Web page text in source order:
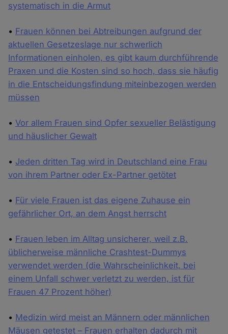
systematisch in die Armut
• Frauen können bei Abtreibungen aufgrund der
aktuellen Gesetzeslage nur schwerlich
Informationen einholen, es gibt kaum durchführende
Praxen und die Kosten sind so hoch, dass sie häufig
in die Entscheidungsfindung miteinbezogen werden
müssen
•Vor allem Frauen sind Opfer sexueller Belästigung
und häuslicher Gewalt
• Jeden dritten Tag wird in Deutschland eine Frau
von ihrem Partner oder Ex-Partner getötet
• Für viele Frauen ist das eigene Zuhause ein
gefährlicher Ort, an dem Angst herrscht
• Frauen leben im Alltag unsicherer, weil z.B.
üblicherweise männliche Crashtest-Dummys
verwendet werden (die Wahrscheinlichkeit, bei
einem Unfall schwer verletzt zu werden, ist für
Frauen 47 Prozent höher)
• Medizin wird meist an Männern oder männlichen
Mäusen getestet – Frauen erhalten dadurch mit